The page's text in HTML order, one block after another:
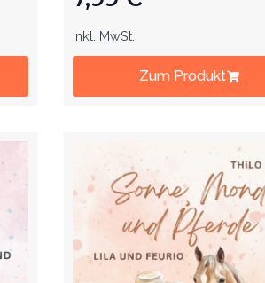
inkl. MwSt.
Zum Produkt